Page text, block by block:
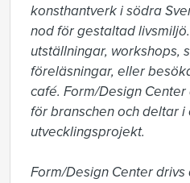
konsthantverk i södra
nod för gestaltad
utställningar, workshops,
föreläsningar, eller
café. Form/Design
för branschen och deltar i
utvecklingsprojekt.
Form/Design Center drivs